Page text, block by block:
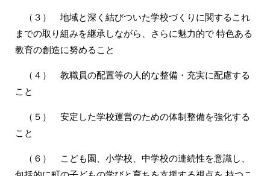
（３） 地域と深く結びついた学校づくりに関するこれ
までの取り組みを継承しながら、さらに魅力的で 特色ある
教育の創造に努めること
（４） 教職員の配置等の人的な整備・充実に配慮する
こと
（５） 安定した学校運営のための体制整備を強化する
こと
（６） こども園、小学校、中学校の連続性を意識し、